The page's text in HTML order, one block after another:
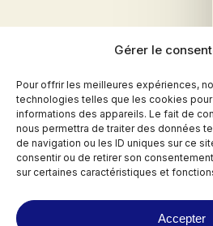
Gérer le
Pour offrir les meilleures expériences,
technologies telles que les cookies
informations des appareils. Le fait de
nous permettra de traiter des données
de navigation ou les ID uniques sur ce
consentir ou de retirer son
sur certaines caractéristiques et
Accepter